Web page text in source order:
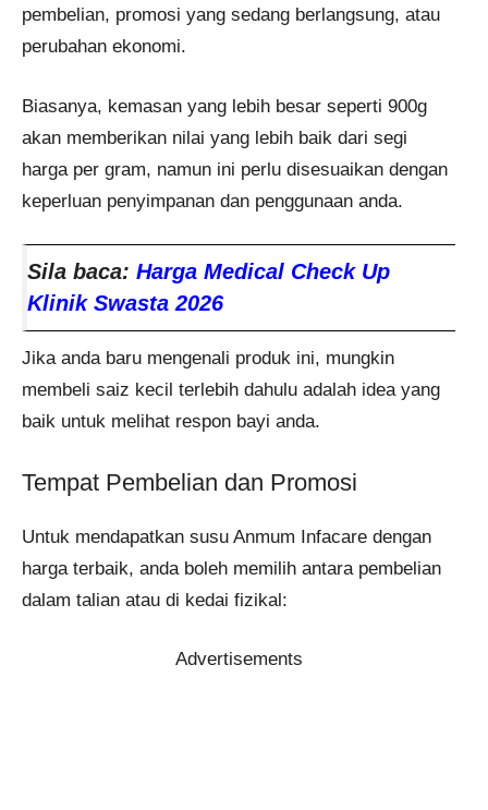
pembelian, promosi yang sedang berlangsung, atau
perubahan ekonomi.
Biasanya, kemasan yang lebih besar seperti 900g
akan memberikan nilai yang lebih baik dari segi
harga per gram, namun ini perlu disesuaikan dengan
keperluan penyimpanan dan penggunaan anda.
Sila baca: Harga Medical Check Up
Klinik Swasta​ 2026
Jika anda baru mengenali produk ini, mungkin
membeli saiz kecil terlebih dahulu adalah idea yang
baik untuk melihat respon bayi anda.
Tempat Pembelian dan Promosi
Untuk mendapatkan susu Anmum Infacare dengan
harga terbaik, anda boleh memilih antara pembelian
dalam talian atau di kedai fizikal:
Advertisements